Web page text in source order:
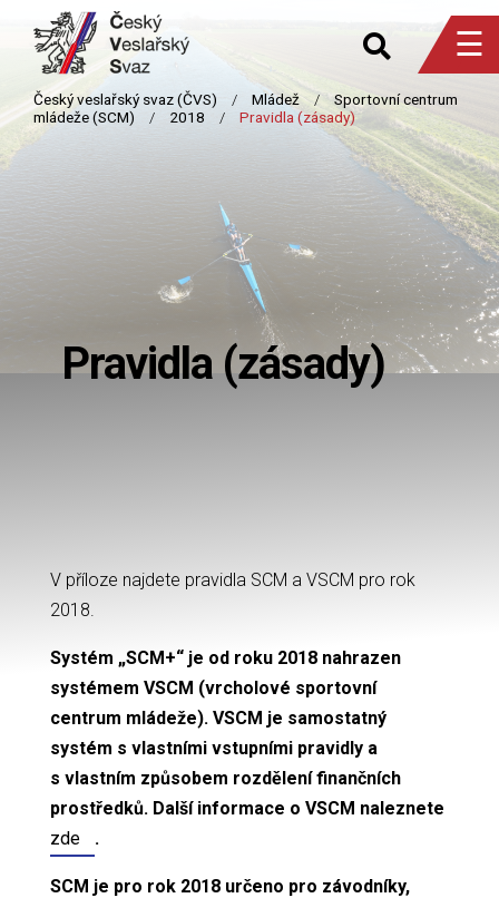
☰
Pravidla (zásady)
V příloze najdete pravidla SCM a VSCM pro rok
2018.
Systém „SCM+“ je od roku 2018 nahrazen
systémem VSCM (vrcholové sportovní
centrum mládeže). VSCM je samostatný
systém s vlastními vstupními pravidly a
s vlastním způsobem rozdělení finančních
prostředků. Další informace o VSCM naleznete
zde
.
SCM je pro rok 2018 určeno pro závodníky,